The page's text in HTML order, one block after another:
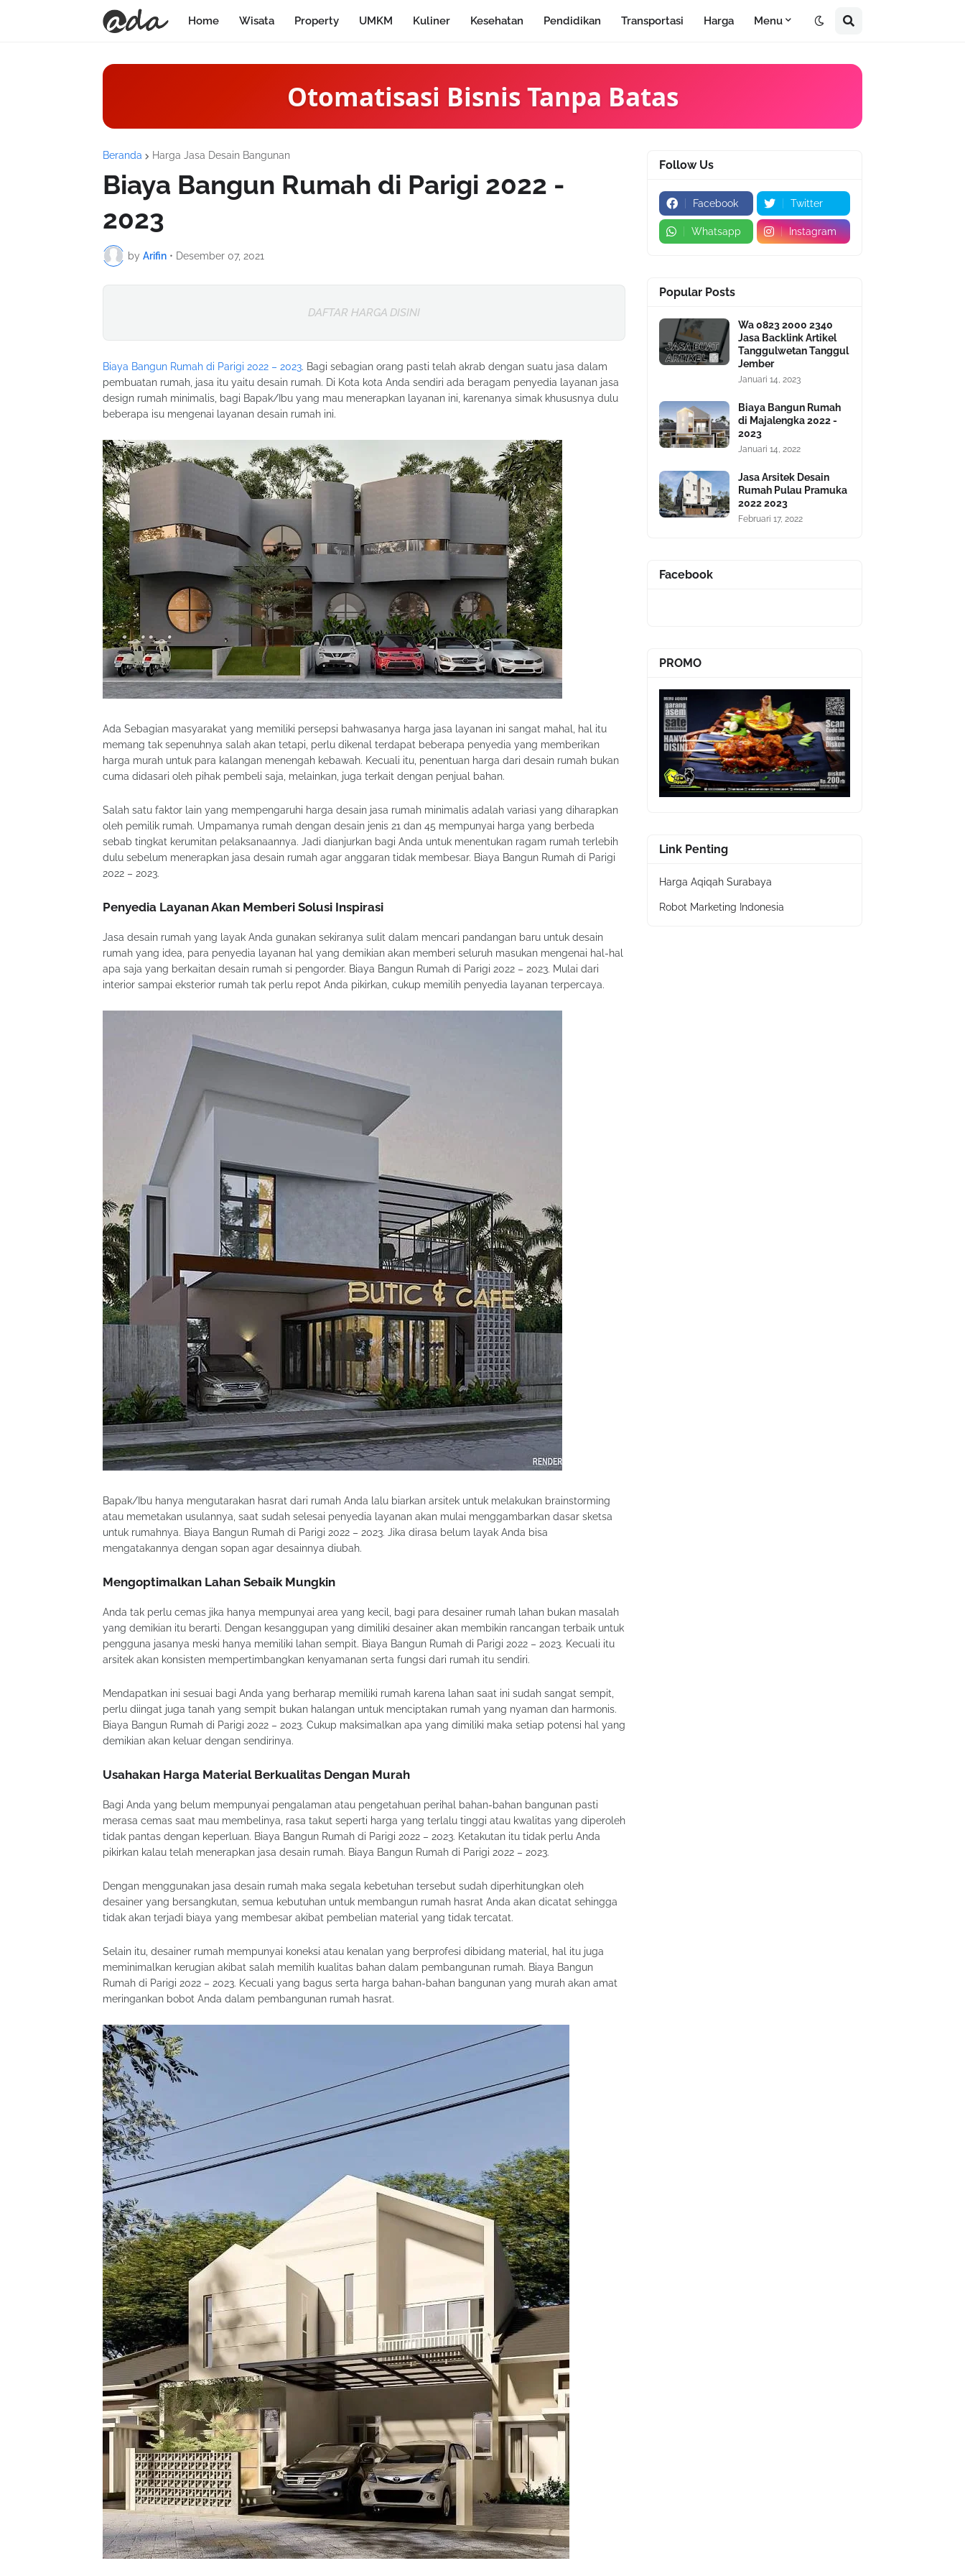
Home Wisata Property UMKM Kuliner Kesehatan Pendidikan Transportasi Harga Menu
Otomatisasi Bisnis Tanpa Batas
Beranda Harga Jasa Desain Bangunan
Biaya Bangun Rumah di Parigi 2022 -
2023
by Arifin • Desember 07, 2021
DAFTAR HARGA DISINI
Biaya Bangun Rumah di Parigi 2022 – 2023. Bagi sebagian orang pasti telah akrab dengan suatu jasa dalam
pembuatan rumah, jasa itu yaitu desain rumah. Di Kota kota Anda sendiri ada beragam penyedia layanan jasa
design rumah minimalis, bagi Bapak/Ibu yang mau menerapkan layanan ini, karenanya simak khususnya dulu
beberapa isu mengenai layanan desain rumah ini.
Ada Sebagian masyarakat yang memiliki persepsi bahwasanya harga jasa layanan ini sangat mahal, hal itu
memang tak sepenuhnya salah akan tetapi, perlu dikenal terdapat beberapa penyedia yang memberikan
harga murah untuk para kalangan menengah kebawah. Kecuali itu, penentuan harga dari desain rumah bukan
cuma didasari oleh pihak pembeli saja, melainkan, juga terkait dengan penjual bahan.
Salah satu faktor lain yang mempengaruhi harga desain jasa rumah minimalis adalah variasi yang diharapkan
oleh pemilik rumah. Umpamanya rumah dengan desain jenis 21 dan 45 mempunyai harga yang berbeda
sebab tingkat kerumitan pelaksanaannya. Jadi dianjurkan bagi Anda untuk menentukan ragam rumah terlebih
dulu sebelum menerapkan jasa desain rumah agar anggaran tidak membesar. Biaya Bangun Rumah di Parigi
2022 – 2023.
Penyedia Layanan Akan Memberi Solusi Inspirasi
Jasa desain rumah yang layak Anda gunakan sekiranya sulit dalam mencari pandangan baru untuk desain
rumah yang idea, para penyedia layanan hal yang demikian akan memberi seluruh masukan mengenai hal-hal
apa saja yang berkaitan desain rumah si pengorder. Biaya Bangun Rumah di Parigi 2022 – 2023. Mulai dari
interior sampai eksterior rumah tak perlu repot Anda pikirkan, cukup memilih penyedia layanan terpercaya.
Bapak/Ibu hanya mengutarakan hasrat dari rumah Anda lalu biarkan arsitek untuk melakukan brainstorming
atau memetakan usulannya, saat sudah selesai penyedia layanan akan mulai menggambarkan dasar sketsa
untuk rumahnya. Biaya Bangun Rumah di Parigi 2022 – 2023. Jika dirasa belum layak Anda bisa
mengatakannya dengan sopan agar desainnya diubah.
Mengoptimalkan Lahan Sebaik Mungkin
Anda tak perlu cemas jika hanya mempunyai area yang kecil, bagi para desainer rumah lahan bukan masalah
yang demikian itu berarti. Dengan kesanggupan yang dimiliki desainer akan membikin rancangan terbaik untuk
pengguna jasanya meski hanya memiliki lahan sempit. Biaya Bangun Rumah di Parigi 2022 – 2023. Kecuali itu
arsitek akan konsisten mempertimbangkan kenyamanan serta fungsi dari rumah itu sendiri.
Mendapatkan ini sesuai bagi Anda yang berharap memiliki rumah karena lahan saat ini sudah sangat sempit,
perlu diingat juga tanah yang sempit bukan halangan untuk menciptakan rumah yang nyaman dan harmonis.
Biaya Bangun Rumah di Parigi 2022 – 2023. Cukup maksimalkan apa yang dimiliki maka setiap potensi hal yang
demikian akan keluar dengan sendirinya.
Usahakan Harga Material Berkualitas Dengan Murah
Bagi Anda yang belum mempunyai pengalaman atau pengetahuan perihal bahan-bahan bangunan pasti
merasa cemas saat mau membelinya, rasa takut seperti harga yang terlalu tinggi atau kwalitas yang diperoleh
tidak pantas dengan keperluan. Biaya Bangun Rumah di Parigi 2022 – 2023. Ketakutan itu tidak perlu Anda
pikirkan kalau telah menerapkan jasa desain rumah. Biaya Bangun Rumah di Parigi 2022 – 2023.
Dengan menggunakan jasa desain rumah maka segala kebetuhan tersebut sudah diperhitungkan oleh
desainer yang bersangkutan, semua kebutuhan untuk membangun rumah hasrat Anda akan dicatat sehingga
tidak akan terjadi biaya yang membesar akibat pembelian material yang tidak tercatat.
Selain itu, desainer rumah mempunyai koneksi atau kenalan yang berprofesi dibidang material, hal itu juga
meminimalkan kerugian akibat salah memilih kualitas bahan dalam pembangunan rumah. Biaya Bangun
Rumah di Parigi 2022 – 2023. Kecuali yang bagus serta harga bahan-bahan bangunan yang murah akan amat
meringankan bobot Anda dalam pembangunan rumah hasrat.
Follow Us
Facebook Twitter
Whatsapp Instagram
Popular Posts
Wa 0823 2000 2340
Jasa Backlink Artikel
Tanggulwetan Tanggul
Jember
Januari 14, 2023
Biaya Bangun Rumah
di Majalengka 2022 -
2023
Januari 14, 2022
Jasa Arsitek Desain
Rumah Pulau Pramuka
2022 2023
Februari 17, 2022
Facebook
PROMO
Link Penting
Harga Aqiqah Surabaya
Robot Marketing Indonesia